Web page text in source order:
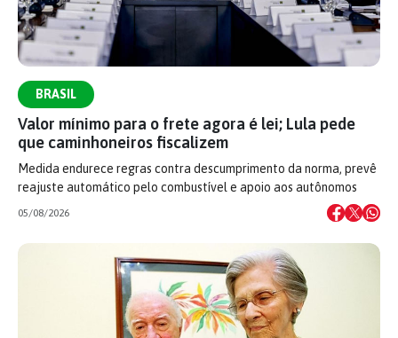
BRASIL
Valor mínimo para o frete agora é lei; Lula pede
que caminhoneiros fiscalizem
Medida endurece regras contra descumprimento da norma, prevê
reajuste automático pelo combustível e apoio aos autônomos
05/08/2026